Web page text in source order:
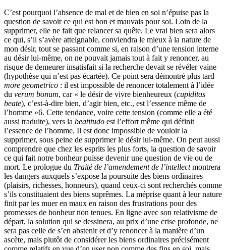
C’est pourquoi l’absence de mal et de bien en soi n’épuise pas la
question de savoir ce qui est bon et mauvais pour soi. Loin de la
supprimer, elle ne fait que relancer sa quête. Le vrai bien sera alors
ce qui, s’il s’avère atteignable, conviendra le mieux à la nature de
mon désir, tout se passant comme si, en raison d’une tension interne
au désir lui-même, on ne pouvait jamais tout à fait y renoncer, au
risque de demeurer insatisfait si la recherche devait se révéler vaine
(hypothèse qui n’est pas écartée). Ce point sera démontré plus tard
more geometrico : il est impossible de renoncer totalement à l’idée
du verum bonum, car « le désir de vivre bienheureux (cupiditas
beate), c’est-à-dire bien, d’agir bien, etc., est l’essence même de
l’homme »6. Cette tendance, voire cette tension (comme elle a été
aussi traduite), vers la beatitudo est l’effort même qui définit
l’essence de l’homme. Il est donc impossible de vouloir la
supprimer, sous peine de supprimer le désir lui-même. On peut aussi
comprendre que chez les esprits les plus forts, la question de savoir
ce qui fait notre bonheur puisse devenir une question de vie ou de
mort. Le prologue du Traité de l’amendement de l’intellectmontrera
les dangers auxquels s’expose la poursuite des biens ordinaires
(plaisirs, richesses, honneurs), quand ceux-ci sont recherchés comme
s’ils constituaient des biens suprêmes. La méprise quant à leur nature
finit par les muer en maux en raison des frustrations pour des
promesses de bonheur non tenues. En ligne avec son relativisme de
départ, la solution qui se dessinera, au prix d’une crise profonde, ne
sera pas celle de s’en abstenir et d’y renoncer à la manière d’un
ascète, mais plutôt de considérer les biens ordinaires précisément